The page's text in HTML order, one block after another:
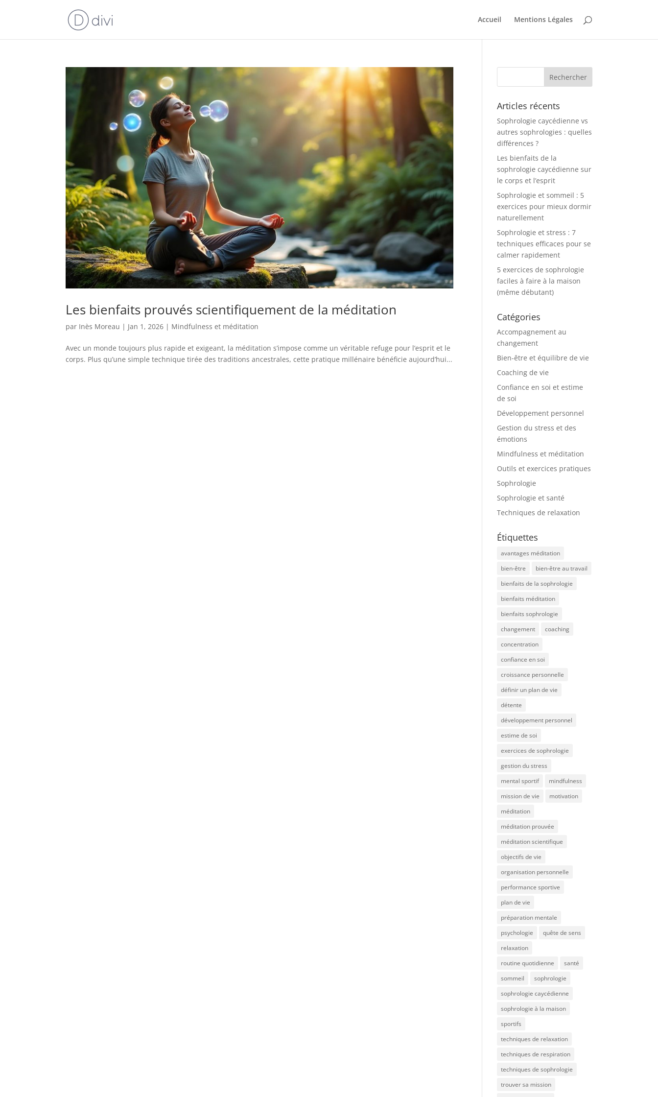
Accueil Mentions Légales
Les bienfaits prouvés scientifiquement de la méditation
par Inès Moreau | Jan 1, 2026 | Mindfulness et méditation
Avec un monde toujours plus rapide et exigeant, la méditation s’impose comme un véritable refuge pour l’esprit et le
corps. Plus qu’une simple technique tirée des traditions ancestrales, cette pratique millénaire bénéficie aujourd’hui...
Articles récents
Sophrologie caycédienne vs
autres sophrologies : quelles
différences ?
Les bienfaits de la
sophrologie caycédienne sur
le corps et l’esprit
Sophrologie et sommeil : 5
exercices pour mieux dormir
naturellement
Sophrologie et stress : 7
techniques efficaces pour se
calmer rapidement
5 exercices de sophrologie
faciles à faire à la maison
(même débutant)
Catégories
Accompagnement au
changement
Bien-être et équilibre de vie
Coaching de vie
Confiance en soi et estime
de soi
Développement personnel
Gestion du stress et des
émotions
Mindfulness et méditation
Outils et exercices pratiques
Sophrologie
Sophrologie et santé
Techniques de relaxation
Étiquettes
avantages méditation
bien-être
bien-être au travail
bienfaits de la sophrologie
bienfaits méditation
bienfaits sophrologie
changement
coaching
concentration
confiance en soi
croissance personnelle
définir un plan de vie
détente
développement personnel
estime de soi
exercices de sophrologie
gestion du stress
mental sportif
mindfulness
mission de vie
motivation
méditation
méditation prouvée
méditation scientifique
objectifs de vie
organisation personnelle
performance sportive
plan de vie
préparation mentale
psychologie
quête de sens
relaxation
routine quotidienne
santé
sommeil
sophrologie
sophrologie caycédienne
sophrologie à la maison
sportifs
techniques de relaxation
techniques de respiration
techniques de sophrologie
trouver sa mission